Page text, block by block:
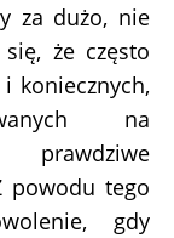
za dużo, nie
że często
koniecznych,
na
powodu tego
gdy